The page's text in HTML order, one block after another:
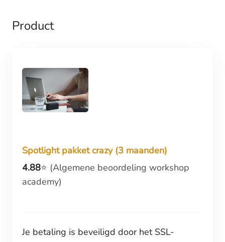
Product
Spotlight pakket crazy (3 maanden)
4.88⭐️ (Algemene beoordeling workshop
academy)
Je betaling is beveiligd door het SSL-